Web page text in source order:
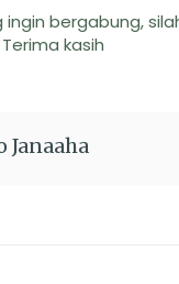
bergabung,
Terima kasih
Janaaha